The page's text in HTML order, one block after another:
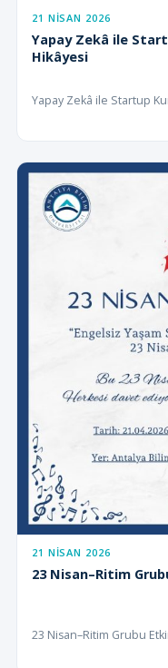
21 NISAN 2026
Yapay Zekâ ile
Hikâyesi
Yapay Zekâ ile Startup
21 NISAN 2026
23 Nisan–Ritim
23 Nisan–Ritim Grubu